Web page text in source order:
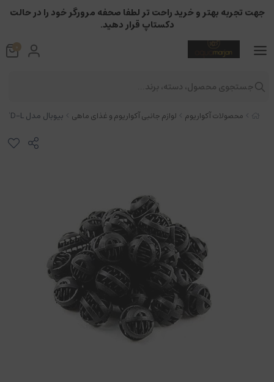
محصولات آکواریوم لوازم جانبی آکواریوم و غذای ماهی بیوبال مدل 7D-L بسته 20 عددی
جهت تجربه بهتر و خرید راحت تر لطفا صحفه مرورگر خود را در حالت
دکستاپ قرار دهید.
0
جستجوی محصول، دسته، برند...